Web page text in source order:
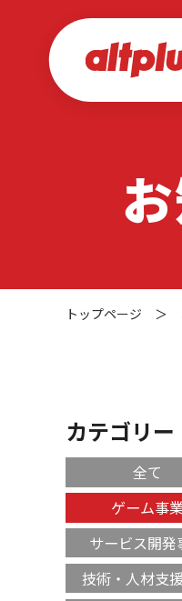
トップページ ＞
カテゴリー
全て
ゲーム事
サービス開発
技術・人材支